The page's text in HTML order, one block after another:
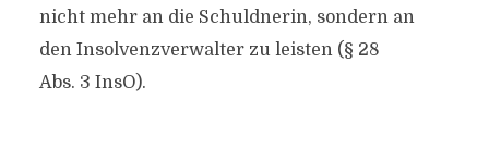
nicht mehr an die Schuldnerin, sondern an
den Insolvenzverwalter zu leisten (§ 28
Abs. 3 InsO).